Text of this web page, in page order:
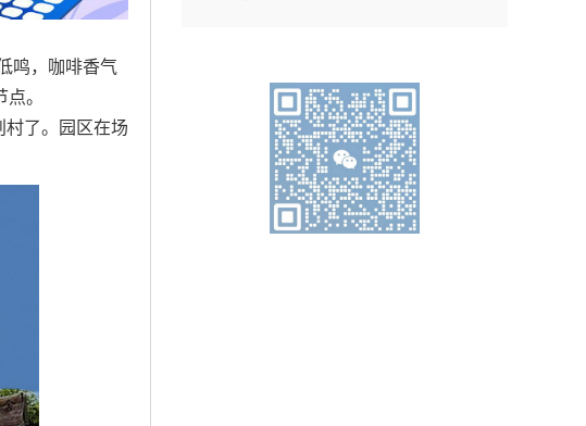
鸣，咖啡香气
。
村了。园区在场